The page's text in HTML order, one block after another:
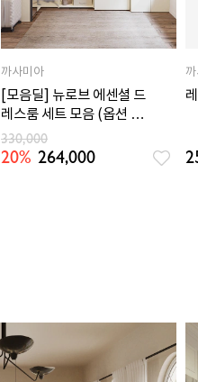
까사미아
[모음딜] 뉴로브 에센셜 드
레스룸 세트 모음 (옵션 택
1)
330,000
20% 264,000